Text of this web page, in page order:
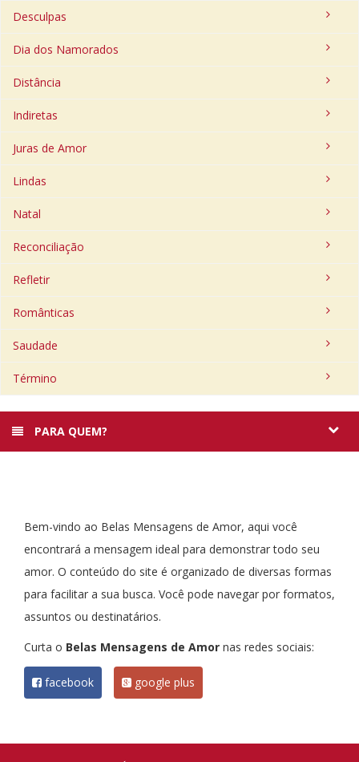
Desculpas
Dia dos Namorados
Distância
Indiretas
Juras de Amor
Lindas
Natal
Reconciliação
Refletir
Românticas
Saudade
Término
PARA QUEM?
Bem-vindo ao Belas Mensagens de Amor, aqui você
encontrará a mensagem ideal para demonstrar todo seu
amor. O conteúdo do site é organizado de diversas formas
para facilitar a sua busca. Você pode navegar por formatos,
assuntos ou destinatários.
Curta o Belas Mensagens de Amor nas redes sociais:
facebook google plus